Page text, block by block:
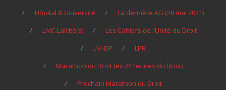
Hôpital & Université
La dernière AG (28 mai 2021)
LAIC-Laïcité(s)
Les Cahiers de l’Unité du Droit
LM-DP
LPR
Marathon du Droit (ex 24 heures du Droit)
Prochain Marathon du Droit